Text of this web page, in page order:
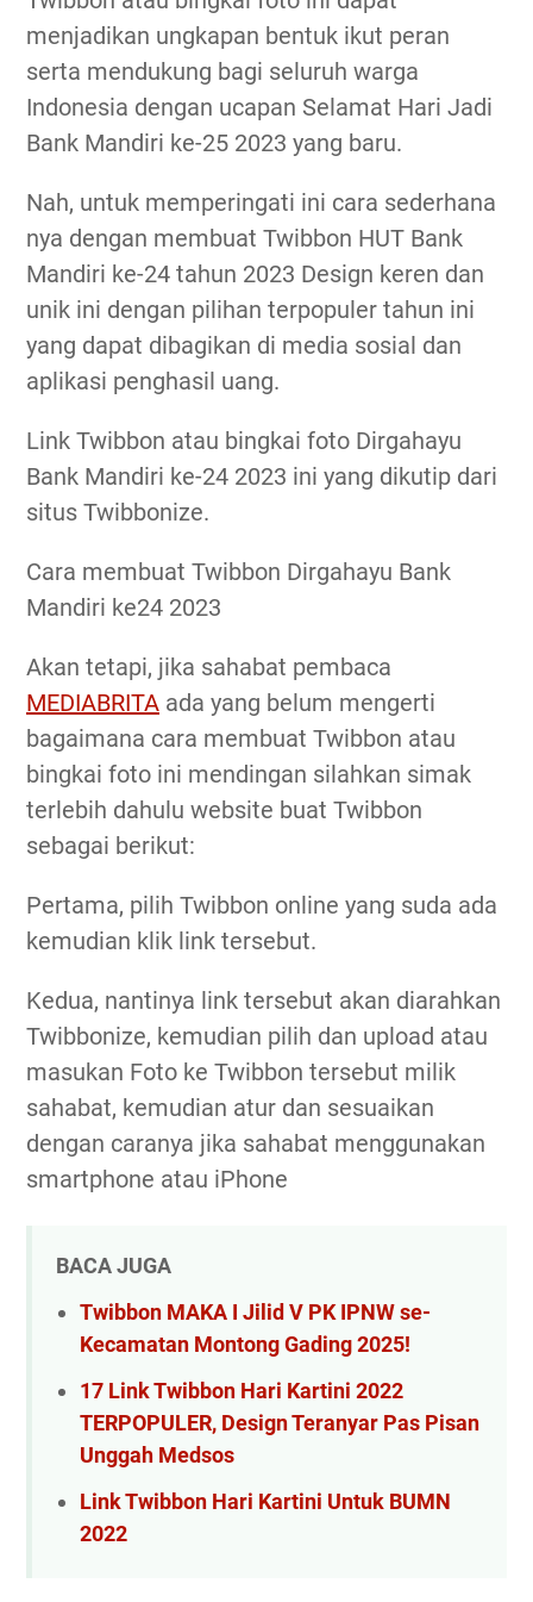
menjadikan ungkapan bentuk ikut peran
serta mendukung bagi seluruh warga
Indonesia dengan ucapan Selamat Hari Jadi
Bank Mandiri ke-25 2023 yang baru.
Nah, untuk memperingati ini cara sederhana
nya dengan membuat Twibbon HUT Bank
Mandiri ke-24 tahun 2023 Design keren dan
unik ini dengan pilihan terpopuler tahun ini
yang dapat dibagikan di media sosial dan
aplikasi penghasil uang.
Link Twibbon atau bingkai foto Dirgahayu
Bank Mandiri ke-24 2023 ini yang dikutip dari
situs Twibbonize.
Cara membuat Twibbon Dirgahayu Bank
Mandiri ke24 2023
Akan tetapi, jika sahabat pembaca
MEDIABRITA ada yang belum mengerti
bagaimana cara membuat Twibbon atau
bingkai foto ini mendingan silahkan simak
terlebih dahulu website buat Twibbon
sebagai berikut:
Pertama, pilih Twibbon online yang suda ada
kemudian klik link tersebut.
Kedua, nantinya link tersebut akan diarahkan
Twibbonize, kemudian pilih dan upload atau
masukan Foto ke Twibbon tersebut milik
sahabat, kemudian atur dan sesuaikan
dengan caranya jika sahabat menggunakan
smartphone atau iPhone
BACA JUGA
Twibbon MAKA I Jilid V PK IPNW se-
Kecamatan Montong Gading 2025!
17 Link Twibbon Hari Kartini 2022
TERPOPULER, Design Teranyar Pas Pisan
Unggah Medsos
Link Twibbon Hari Kartini Untuk BUMN
2022